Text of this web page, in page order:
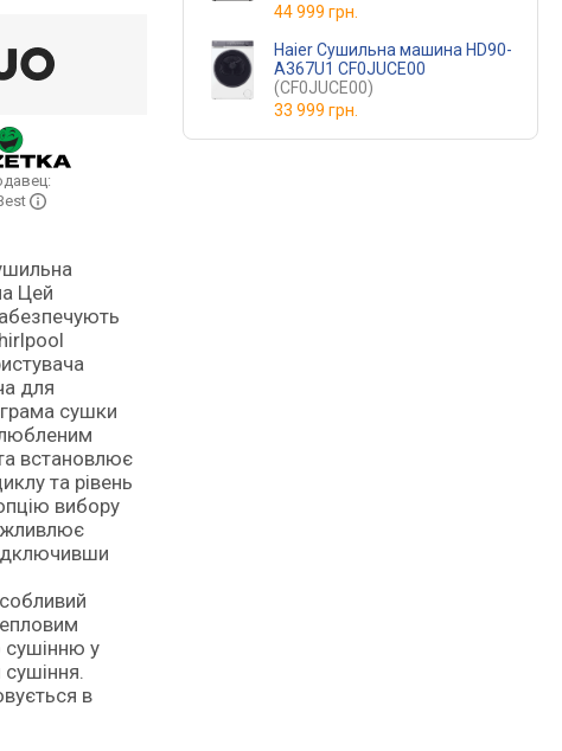
Цей
для
сушки
встановлює
та рівень
вибору
сушінню у
в
44 999 грн.
Haier Сушильна машина HD90-
A367U1 CF0JUCE00
(CF0JUCE00)
33 999 грн.